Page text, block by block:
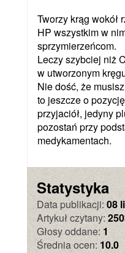
Tworzy krąg wokół
HP wszystkim w
sprzymierzeńcom.
Leczy szybciej niż
w utworzonym
Nie dość, że
to jeszcze o
przyjaciół, jedyny
pozostań przy
medykamentach.
Statystyka
Data publikacji:08
Artykuł czytany:
Głosy oddane:1
Średnia ocen:10.0